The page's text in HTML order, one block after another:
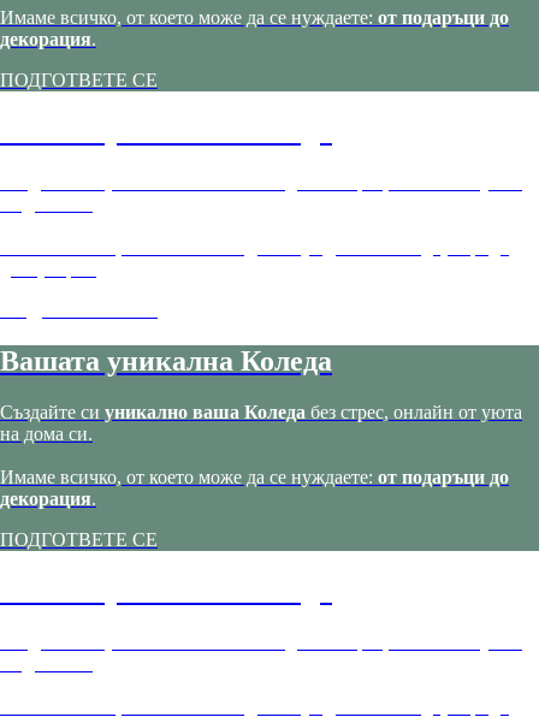
Имаме всичко, от което може да се нуждаете: от подаръци до
декорация.
ПОДГОТВЕТЕ СЕ
Вашата уникална Коледа
Създайте си уникално ваша Коледа без стрес, онлайн от уюта
на дома си.
Имаме всичко, от което може да се нуждаете: от подаръци до
декорация.
ПОДГОТВЕТЕ СЕ